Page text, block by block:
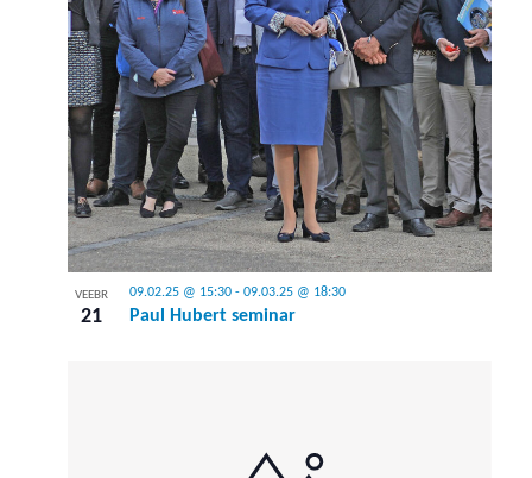
VEEBR
21 Paul Hubert seminar
09.02.25 @ 15:30 -09.03.25 @ 18:30